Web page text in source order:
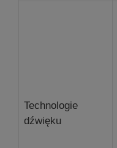
Technologie
dźwięku